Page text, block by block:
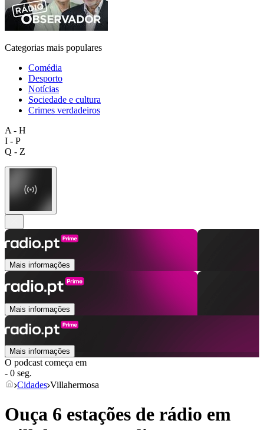
Categorias mais populares
Comédia
Desporto
Notícias
Sociedade e cultura
Crimes verdadeiros
A - H
I - P
Q - Z
Mais informações
Mais informações
Mais informações
O podcast começa em
- 0 seg.
Cidades Villahermosa
Ouça 6 estações de rádio em